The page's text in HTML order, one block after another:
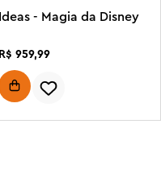
Ideas - Magia da Disney
R$ 959,99